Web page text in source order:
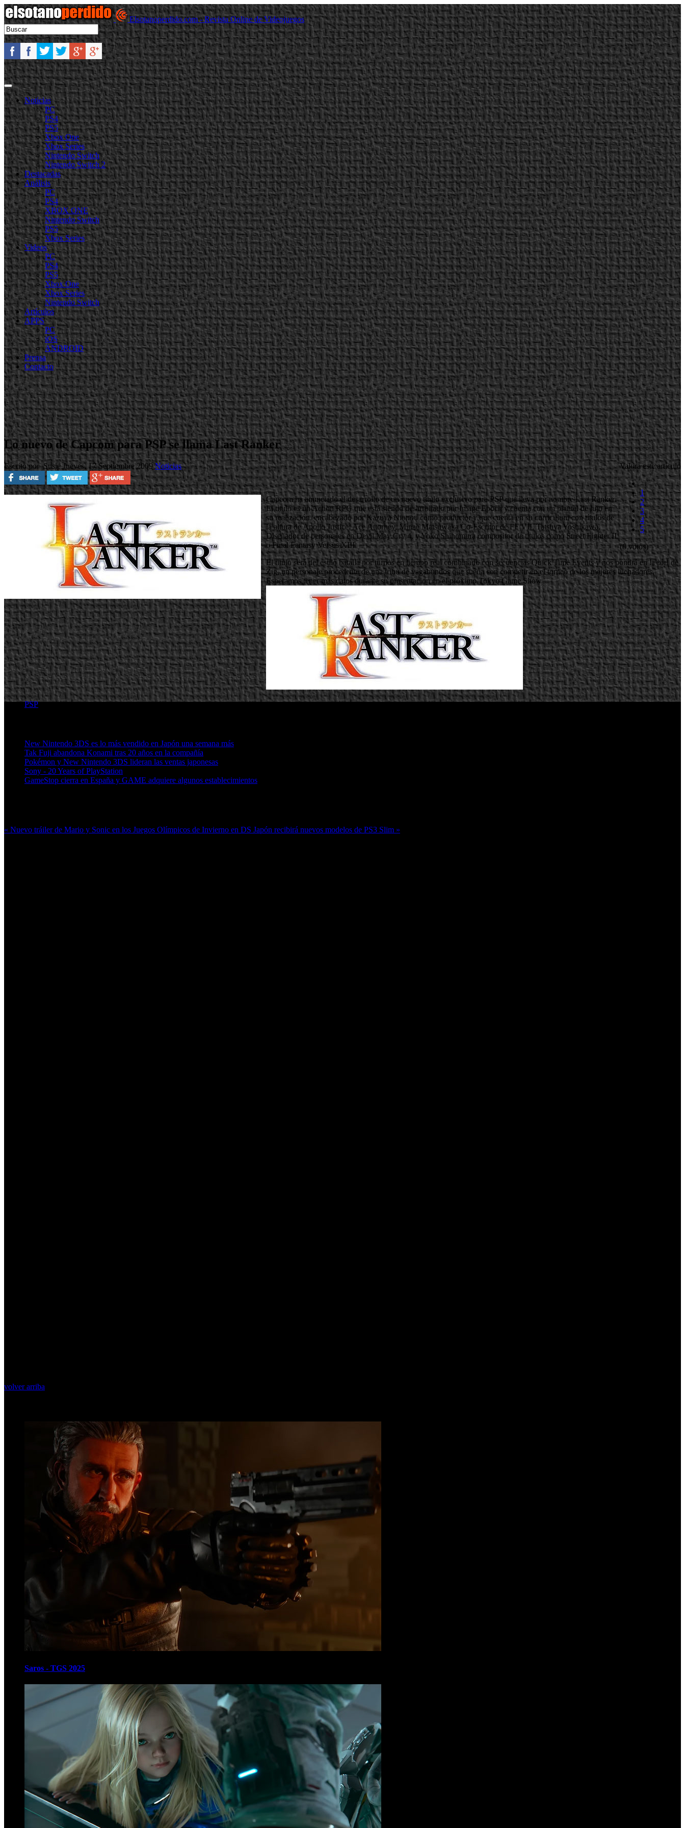
Elsotanoperdido.com - Revista Online de Videojuegos
Noticias
PC
PS4
PS5
Xbox One
Xbox Series
Nintendo Switch
Nintendo Switch 2
Destacadas
Análisis
PC
PS4
XBOX ONE
Nintendo Switch
PS5
Xbox Series
Videos
PC
PS4
PS5
Xbox One
Xbox Series
Nintendo Switch
Artículos
APPS
PC
iOS
ANDROID
Prensa
Contacto
Lo nuevo de Capcom para PSP se llama Last Ranker
Escrito por SusieJueves, 17 Septiembre 2009Noticias Valora este artículo
1
2
3
4
5
(0 votos)
Capcom ha anunciado el desarrollo de un nuevo título exclusivo para PSP que lleva por nombre Last Ranker.
El titulo es un Action RPG que está siendo desarrollado por Image Epoch y cuenta con un plantel de lujo en
su realización, encabezado por Kazuya Nionou como productor y que cuenta en su curriculum con títulos de
la altura de Apollo Justice: Ace Attorney, Minae Matsuwaka Co-Escritor de FF VII, Tatsuya Yoshikawa,
Diseñador de personajes en Devil May Cry 4, y Yoko Shinomura compositor de títulos como Street Fighter II
o Final Fantasy Versus XIII
El titulo será del estilo batalla por turnos en tiempo real combinado con secuencias Quick Time Events y nos pondrá en la piel de
Zig, un personaje procedente de una tribu de vagabundos que sueña con competir en el torneo de los mejores luchadores.
Esperamos tener más datos durante su presentacion en el próximo Tokyo Game Show
PSP
New Nintendo 3DS es lo más vendido en Japón una semana más
Tak Fuji abandona Konami tras 20 años en la compañía
Pokémon y New Nintendo 3DS lideran las ventas japonesas
Sony - 20 Years of PlayStation
GameStop cierra en España y GAME adquiere algunos establecimientos
« Nuevo tráiler de Mario y Sonic en los Juegos Olímpicos de Invierno en DS Japón recibirá nuevos modelos de PS3 Slim »
volver arriba
Saros - TGS 2025